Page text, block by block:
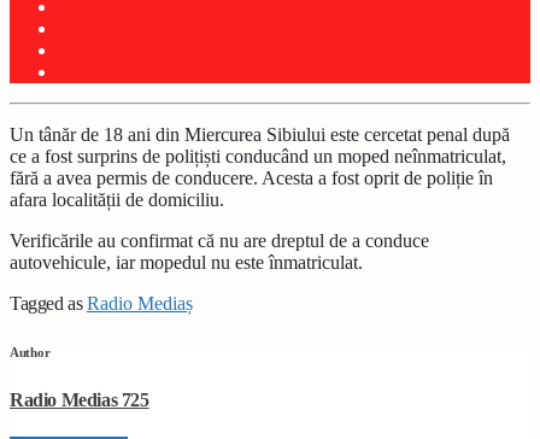
Un tânăr de 18 ani din Miercurea Sibiului este cercetat penal după
ce a fost surprins de polițiști conducând un moped neînmatriculat,
fără a avea permis de conducere. Acesta a fost oprit de poliție în
afara localității de domiciliu.
Verificările au confirmat că nu are dreptul de a conduce
autovehicule, iar mopedul nu este înmatriculat.
Tagged asRadio Mediaș
Author
Radio Medias 725